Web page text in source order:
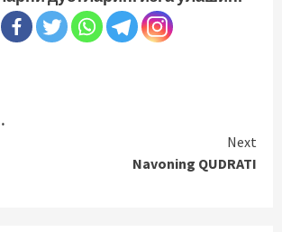
Next
Navoning QUDRATI